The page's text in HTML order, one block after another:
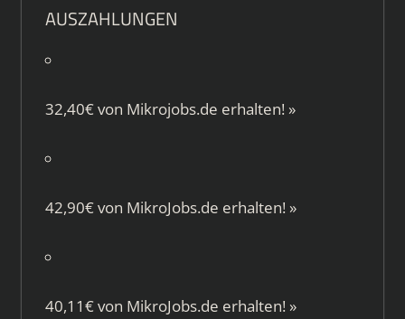
AUSZAHLUNGEN
32,40€ von Mikrojobs.de erhalten! »
42,90€ von MikroJobs.de erhalten! »
40,11€ von MikroJobs.de erhalten! »